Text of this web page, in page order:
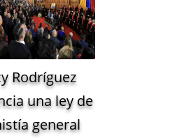
Rodríguez
una ley de
general